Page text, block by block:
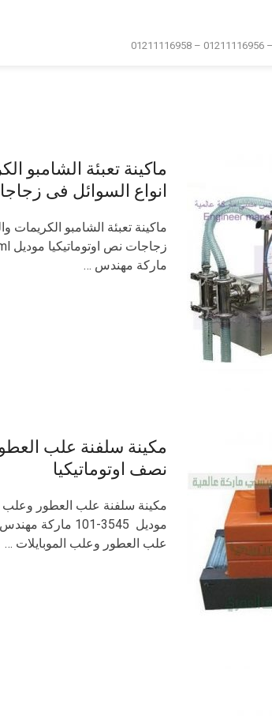
ماكينة تعبئة الشامبو
انواع السوائل فى
ماكينة تعبئة الشامبو الكريمات
ماركة مهندس …
مكينة سلفنة علب
نصف اوتوماتيكيا
مكينة سلفنة علب العطور وعلب
موديل 3545-101
علب العطور وعلب الموبايلات …